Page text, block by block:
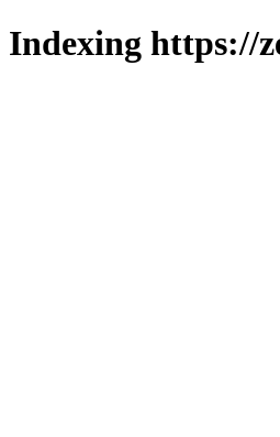
Indexing https://